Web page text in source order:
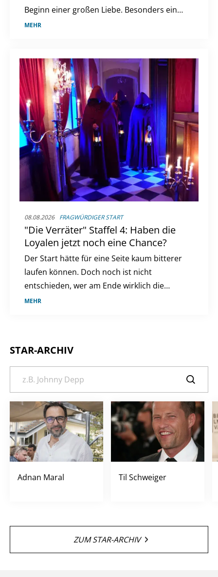
Beginn einer großen Liebe. Besonders ein
Moment blieb ihm bis heute im Herzen.
MEHR
08.08.2026 FRAGWÜRDIGER START
"Die Verräter" Staffel 4: Haben die
Loyalen jetzt noch eine Chance?
Der Start hätte für eine Seite kaum bitterer
laufen können. Doch noch ist nicht
entschieden, wer am Ende wirklich die
Kontrolle behält.
MEHR
STAR-ARCHIV
Adnan Maral Til Schweiger
ZUM STAR-ARCHIV